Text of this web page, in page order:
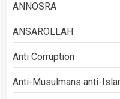
ANNOSRA
ANSAROLLAH
Anti Corruption
Anti-Musulmans anti-